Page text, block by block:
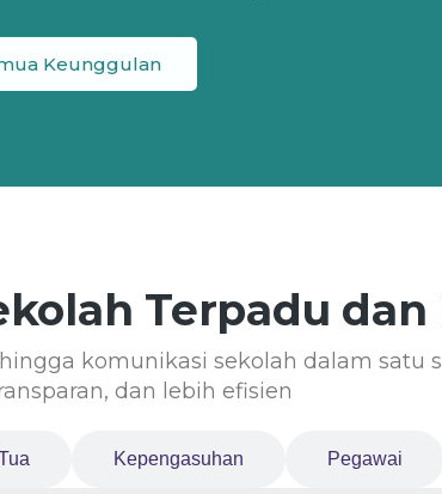
Keunggulan
Terpadu dan
komunikasi sekolah dalam satu
dan lebih efisien
Kepengasuhan Pegawai